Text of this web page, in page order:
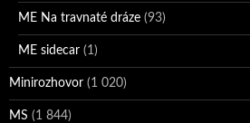
ME Na travnaté dráze (93)
ME sidecar (1)
Minirozhovor (1 020)
MS (1 844)